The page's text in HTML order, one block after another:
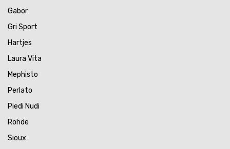
Gabor
Gri Sport
Hartjes
Laura Vita
Mephisto
Perlato
Piedi Nudi
Rohde
Sioux